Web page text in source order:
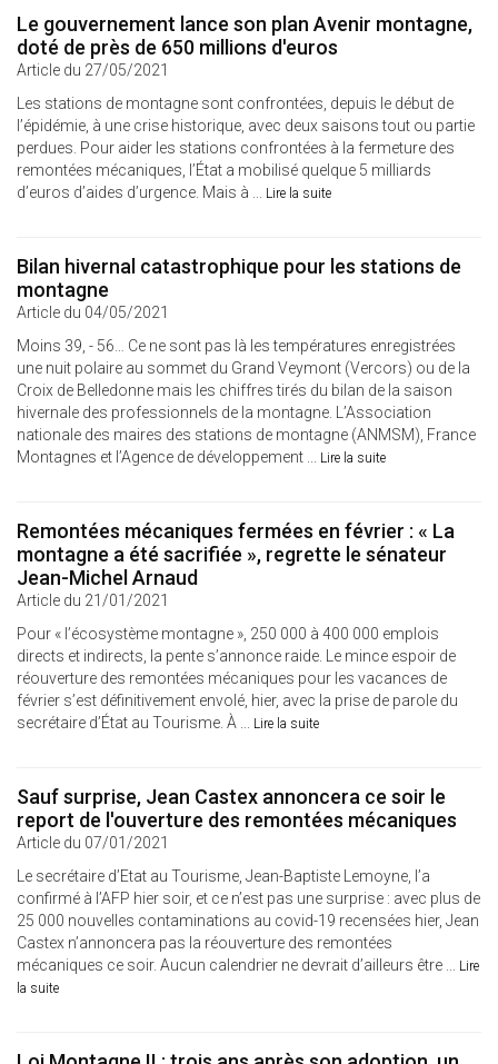
Le gouvernement lance son plan Avenir montagne,
doté de près de 650 millions d'euros
Article du 27/05/2021
Les stations de montagne sont confrontées, depuis le début de
l’épidémie, à une crise historique, avec deux saisons tout ou partie
perdues. Pour aider les stations confrontées à la fermeture des
remontées mécaniques, l’État a mobilisé quelque 5 milliards
d’euros d’aides d’urgence. Mais à ... Lire la suite
Bilan hivernal catastrophique pour les stations de
montagne
Article du 04/05/2021
Moins 39, - 56… Ce ne sont pas là les températures enregistrées
une nuit polaire au sommet du Grand Veymont (Vercors) ou de la
Croix de Belledonne mais les chiffres tirés du bilan de la saison
hivernale des professionnels de la montagne. L’Association
nationale des maires des stations de montagne (ANMSM), France
Montagnes et l’Agence de développement ... Lire la suite
Remontées mécaniques fermées en février : « La
montagne a été sacrifiée », regrette le sénateur
Jean-Michel Arnaud
Article du 21/01/2021
Pour « l’écosystème montagne », 250 000 à 400 000 emplois
directs et indirects, la pente s’annonce raide. Le mince espoir de
réouverture des remontées mécaniques pour les vacances de
février s’est définitivement envolé, hier, avec la prise de parole du
secrétaire d’État au Tourisme. À ... Lire la suite
Sauf surprise, Jean Castex annoncera ce soir le
report de l'ouverture des remontées mécaniques
Article du 07/01/2021
Le secrétaire d’Etat au Tourisme, Jean-Baptiste Lemoyne, l’a
confirmé à l’AFP hier soir, et ce n’est pas une surprise : avec plus de
25 000 nouvelles contaminations au covid-19 recensées hier, Jean
Castex n’annoncera pas la réouverture des remontées
mécaniques ce soir. Aucun calendrier ne devrait d’ailleurs être ... Lire
la suite